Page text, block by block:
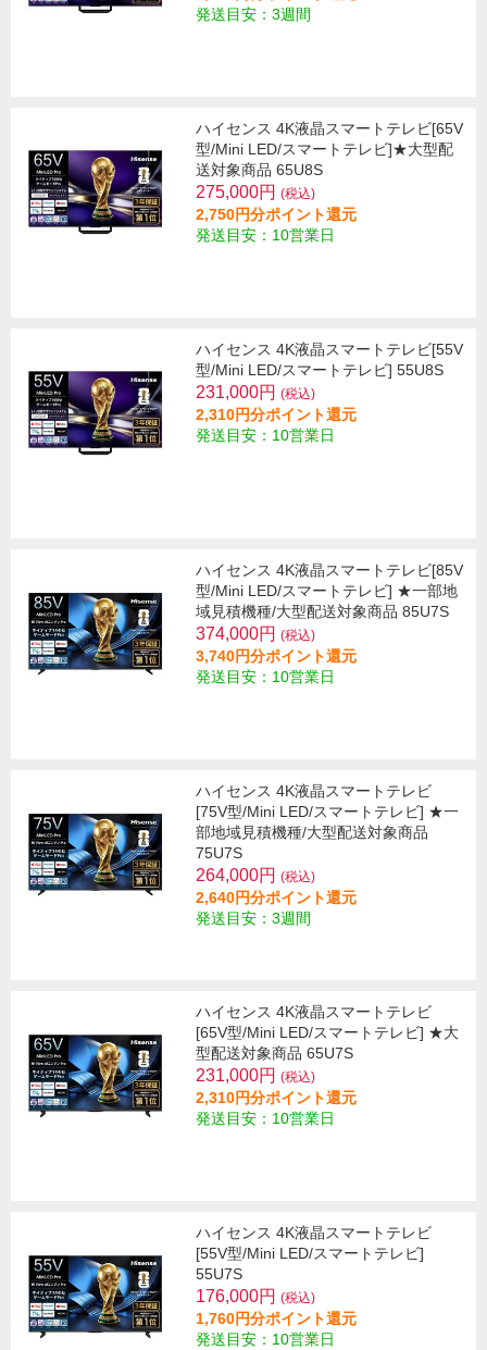
発送目安：3週間
ハイセンス 4K液晶スマートテレビ[65V
型/Mini LED/スマートテレビ]★大型配
送対象商品 65U8S
275,000円 (税込)
2,750円分ポイント還元
発送目安：10営業日
ハイセンス 4K液晶スマートテレビ[55V
型/Mini LED/スマートテレビ] 55U8S
231,000円 (税込)
2,310円分ポイント還元
発送目安：10営業日
ハイセンス 4K液晶スマートテレビ[85V
型/Mini LED/スマートテレビ] ★一部地
域見積機種/大型配送対象商品 85U7S
374,000円 (税込)
3,740円分ポイント還元
発送目安：10営業日
ハイセンス 4K液晶スマートテレビ
[75V型/Mini LED/スマートテレビ] ★一
部地域見積機種/大型配送対象商品
75U7S
264,000円 (税込)
2,640円分ポイント還元
発送目安：3週間
ハイセンス 4K液晶スマートテレビ
[65V型/Mini LED/スマートテレビ] ★大
型配送対象商品 65U7S
231,000円 (税込)
2,310円分ポイント還元
発送目安：10営業日
ハイセンス 4K液晶スマートテレビ
[55V型/Mini LED/スマートテレビ]
55U7S
176,000円 (税込)
1,760円分ポイント還元
発送目安：10営業日